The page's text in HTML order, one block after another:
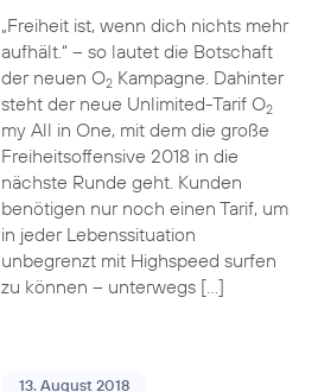
„Freiheit ist, wenn dich nichts mehr
aufhält.“ – so lautet die Botschaft
der neuen O2Kampagne. Dahinter
steht der neue Unlimited-Tarif O2
my All in One, mit dem die große
Freiheitsoffensive 2018 in die
nächste Runde geht. Kunden
benötigen nur noch einen Tarif, um
in jeder Lebenssituation
unbegrenzt mit Highspeed surfen
zu können – unterwegs […]
13. August 2018